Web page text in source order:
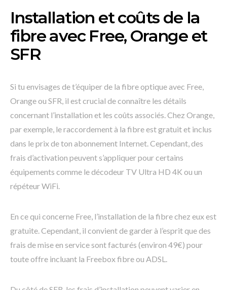
Installation et coûts de la
fibre avec Free, Orange et
SFR
Si tu envisages de t’équiper de la fibre optique avec Free,
Orange ou SFR, il est crucial de connaître les détails
concernant l’installation et les coûts associés. Chez Orange,
par exemple, le raccordement à la fibre est gratuit et inclus
dans le prix de ton abonnement Internet. Cependant, des
frais d’activation peuvent s’appliquer pour certains
équipements comme le décodeur TV Ultra HD 4K ou un
répéteur WiFi.
En ce qui concerne Free, l’installation de la fibre chez eux est
gratuite. Cependant, il convient de garder à l’esprit que des
frais de mise en service sont facturés (environ 49€) pour
toute offre incluant la Freebox fibre ou ADSL.